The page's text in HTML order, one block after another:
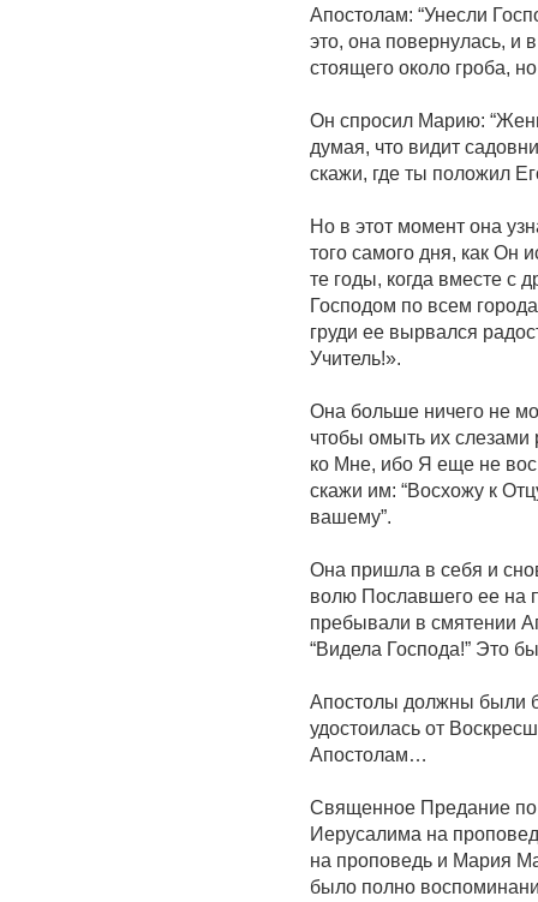
Апостолам: “Унесли
это, она повернулась, и
стоящего около гроба,
Он спросил Марию:
думая, что видит
скажи, где ты положил
Но в этот момент она
того самого дня, как Он
те годы, когда вместе с
Господом по всем
груди ее вырвался
Учитель!».
Она больше ничего не
чтобы омыть их слезами
ко Мне, ибо Я еще не
скажи им: “Восхожу к
вашему”.
Она пришла в себя и
волю Пославшего ее на
пребывали в смятении
“Видела Господа!” Это
Апостолы должны были
удостоилась от
Апостолам…
Священное Предание
Иерусалима на
на проповедь и Мария
было полно